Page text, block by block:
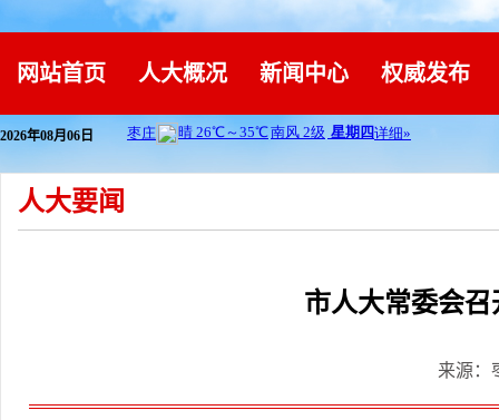
网站首页 人大概况 新闻中心 权威发布
2026年08月06日
人大要闻
市人大常委会
来源：